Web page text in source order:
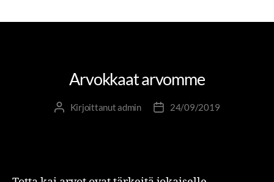
Arvokkaat arvomme
Kirjoittanutadmin 24/09/2019